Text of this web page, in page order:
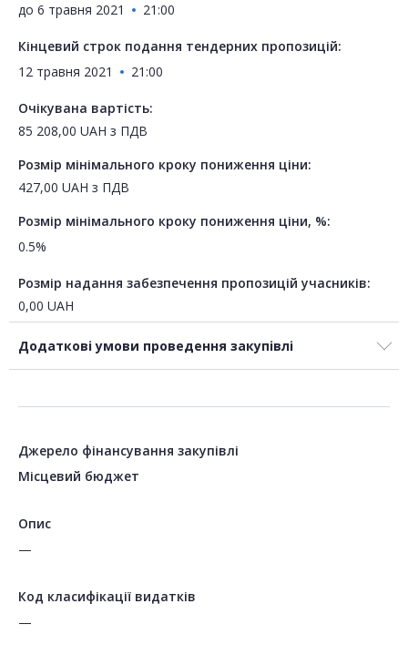
до 6 травня 2021 21:00
Кінцевий строк подання тендерних пропозицій:
12 травня 2021
21:00
Очікувана вартість:
85 208,00 UAH з ПДВ
Розмір мінімального кроку пониження ціни:
427,00 UAH з ПДВ
Розмір мінімального кроку пониження ціни, %:
0.5%
Розмір надання забезпечення пропозицій учасників:
0,00 UAH
Додаткові умови проведення закупівлі
Джерело фінансування закупівлі
Місцевий бюджет
Опис
—
Код класифікації видатків
—